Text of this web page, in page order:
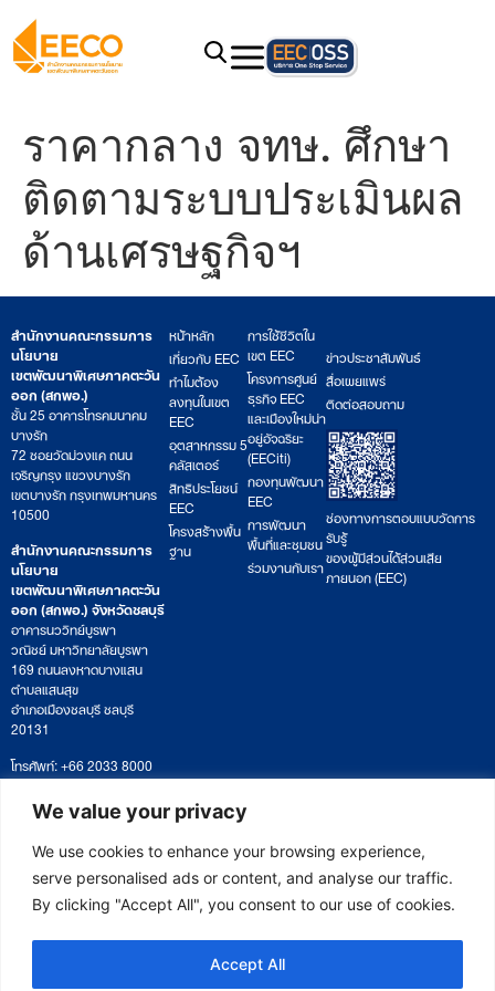
We value your privacy
We use cookies to enhance your browsing experience,
serve personalised ads or content, and analyse our traffic.
By clicking "Accept All", you consent to our use of cookies.
Accept All
ราคากลาง จทษ. ศึกษา
ติดตามระบบประเมินผล
ด้านเศรษฐกิจฯ
สำนักงานคณะกรรมการ
นโยบาย
เขตพัฒนาพิเศษภาคตะวัน
ออก (สกพอ.)
ชั้น 25 อาคารโทรคมนาคม
บางรัก
72 ซอยวัดม่วงแค ถนน
เจริญกรุง แขวงบางรัก
เขตบางรัก กรุงเทพมหานคร
10500
สำนักงานคณะกรรมการ
นโยบาย
เขตพัฒนาพิเศษภาคตะวัน
ออก (สกพอ.) จังหวัดชลบุรี
อาคารนววิทย์บูรพา
วณิชย์ มหาวิทยาลัยบูรพา
169 ถนนลงหาดบางแสน
ตำบลแสนสุข
อำเภอเมืองชลบุรี ชลบุรี
20131
โทรศัพท์: +66 2033 8000
เวลาทำการ: จันทร์ – ศุกร์
09:00 – 17:00 น.
ติดตามหนังสือหรือยื่นเอกสาร
saraban@eeco.or.th
หน้าหลัก
เกี่ยวกับ EEC
ทำไมต้อง
ลงทุนในเขต
EEC
อุตสาหกรรม 5
คลัสเตอร์
สิทธิประโยชน์
EEC
โครงสร้างพื้น
ฐาน
การใช้ชีวิตใน
เขต EEC
โครงการศูนย์
ธุรกิจ EEC
และเมืองใหม่น่า
อยู่อัจฉริยะ
(EECiti)
กองทุนพัฒนา
EEC
การพัฒนา
พื้นที่และชุมชน
ร่วมงานกับเรา
ข่าวประชาสัมพันธ์
สื่อเผยแพร่
ติดต่อสอบถาม
ช่องทางการตอบแบบวัดการ
รับรู้
ของผู้มีส่วนได้ส่วนเสีย
ภายนอก (EEC)
Copyright © 2025 Eastern Economic Corridor Office (EECO)